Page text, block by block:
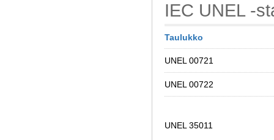
IEC UNEL -
Taulukko
UNEL 00721
UNEL 00722
UNEL 35011